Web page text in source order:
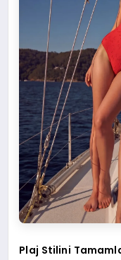
Plaj Stilini